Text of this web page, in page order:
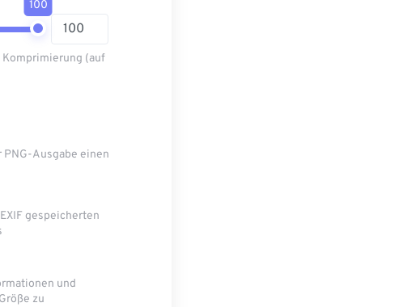
100
(auf
PNG-Ausgabe einen
​​gespeicherten
und
zu